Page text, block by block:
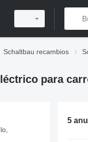
Schaltbau recambios
para
5